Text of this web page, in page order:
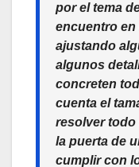
por el tema
encuentro
ajustando
algunos
concreten
cuenta el
resolver todo
la puerta de
cumplir con